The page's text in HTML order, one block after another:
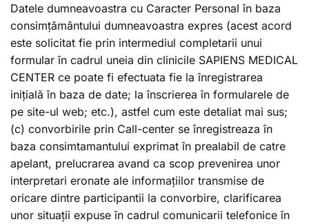
Datele dumneavoastra cu Caracter Personal în baza
consimțământului dumneavoastra expres (acest acord
este solicitat fie prin intermediul completarii unui
formular în cadrul uneia din clinicile SAPIENS MEDICAL
CENTER ce poate fi efectuata fie la înregistrarea
inițială în baza de date; la înscrierea în formularele de
pe site-ul web; etc.), astfel cum este detaliat mai sus;
(c) convorbirile prin Call-center se înregistreaza în
baza consimtamantului exprimat în prealabil de catre
apelant, prelucrarea avand ca scop prevenirea unor
interpretari eronate ale informațiilor transmise de
oricare dintre participantii la convorbire, clarificarea
unor situații expuse în cadrul comunicarii telefonice în